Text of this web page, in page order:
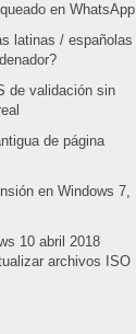
en WhatsApp
latinas / españolas
de validación sin
de página
en Windows 7,
10 abril 2018
archivos ISO